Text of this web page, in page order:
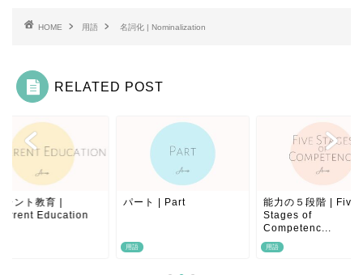
HOME 用語 名詞化 | Nominalization
RELATED POST
レント教育 |
Education
用語
パート | Part
用語
能力の５段階 | Five
Stages of
Competenc...